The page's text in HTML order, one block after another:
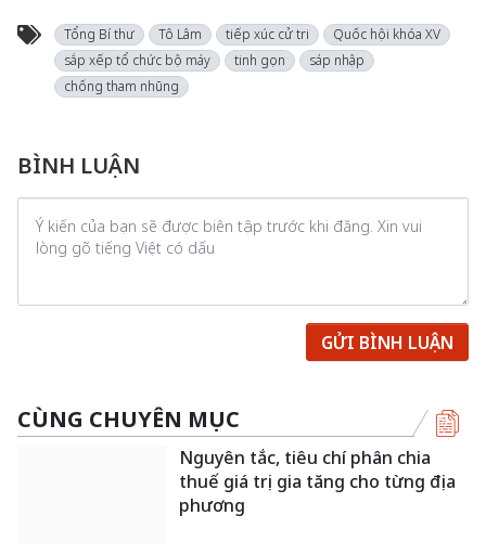
Tổng Bí thư Tô Lâm tiếp xúc cử tri
Quốc hội khóa XV
sắp xếp tổ chức bộ máy
tinh gọn
sáp nhập
chống tham nhũng
BÌNH LUẬN
GỬI BÌNH LUẬN
CÙNG CHUYÊN MỤC
Nguyên tắc, tiêu chí phân chia
thuế giá trị gia tăng cho từng địa
phương